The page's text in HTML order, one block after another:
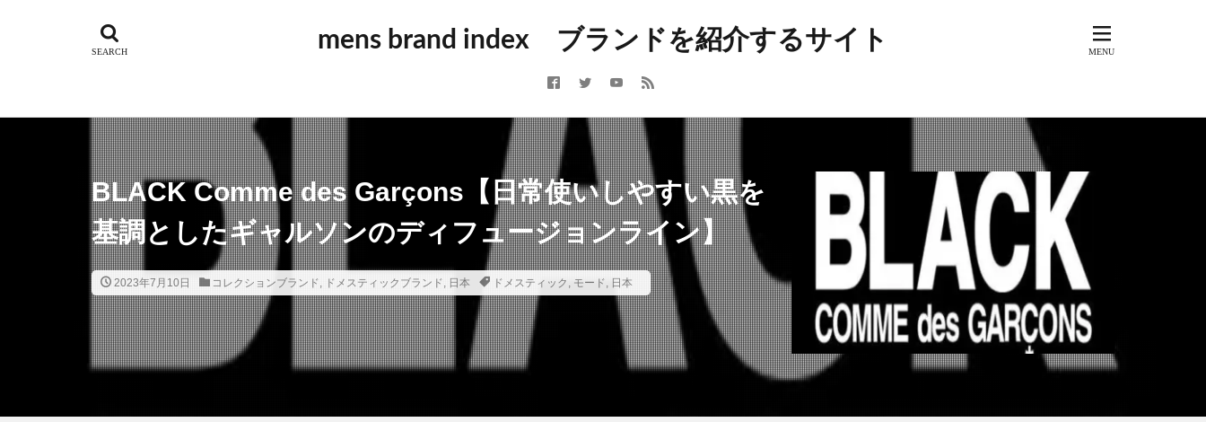
mens brand index ブランドを紹介するサイト
BLACK Comme des Garçons【日常使いしやすい黒を
基調としたギャルソンのディフュージョンライン】
2023年7月10日 コレクションブランド, ドメスティックブランド, 日本 ドメスティック , モード, 日本
アルチザン アーカイブ イギリス イタリア インポート インポートブランド
スケート ストリート
スポーツ スポーツブランド セントラルセントマーチン テック デニム トラッド ドイツ
ドメスティック ドメスティックブランド ニュース バイカー バッグ
ビンテージブランド ファクトリーブランド フォーマル フランス フレンチカジュアル
ベーシック ミニマル ミリタリー モッズ モード ユニセックス ラグジュアリー
ラグジュアリーブランド リメイク ルード ルードブランド レザー ロック
ワーク 新進気鋭 新進気鋭ブランド 日本 裏原
検索